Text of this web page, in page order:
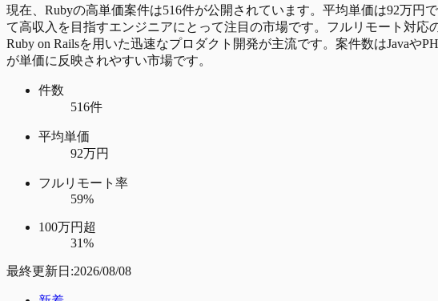
現在、Rubyの高単価案件は516件が公開されています。平均単価は92万円
て高収入を目指すエンジニアにとって注目の市場です。フルリモート対応
Ruby on Railsを用いた迅速なプロダクト開発が主流です。案件数はJava
が単価に反映されやすい市場です。
件数
516件
平均単価
92万円
フルリモート率
59%
100万円超
31%
最終更新日:2026/08/08